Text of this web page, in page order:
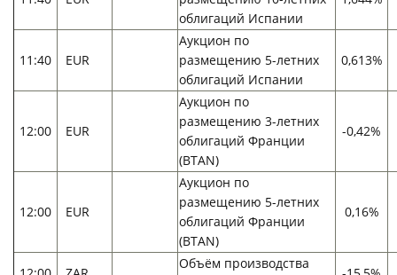
облигаций Испании
11:40 EUR
Аукцион по
размещению 5-летних
облигаций Испании
0,613%
12:00 EUR
Аукцион по
размещению 3-летних
облигаций Франции
(BTAN)
-0,42%
12:00 EUR
Аукцион по
размещению 5-летних
облигаций Франции
(BTAN)
0,16%
Объём производства